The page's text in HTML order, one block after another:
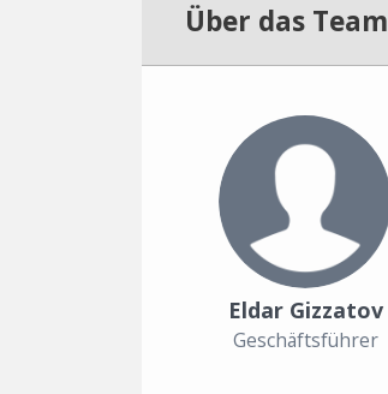
Über das Team
Eldar Gizzatov
Geschäftsführer